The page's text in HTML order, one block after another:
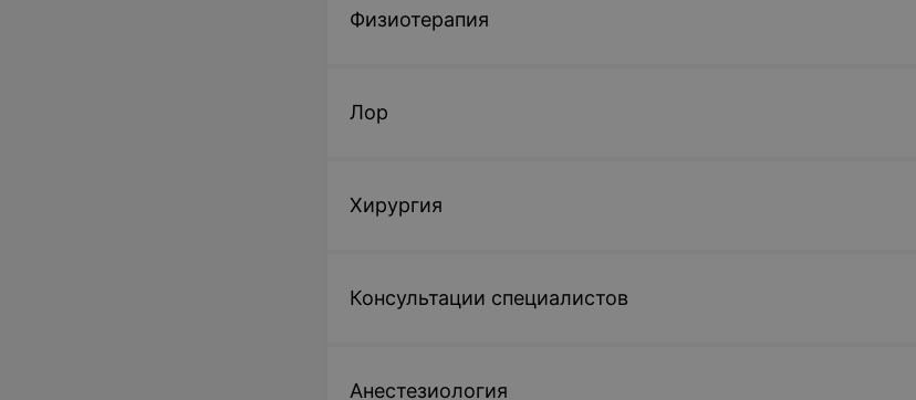
Физиотерапия
Лор
Хирургия
Консультации специалистов
Анестезиология